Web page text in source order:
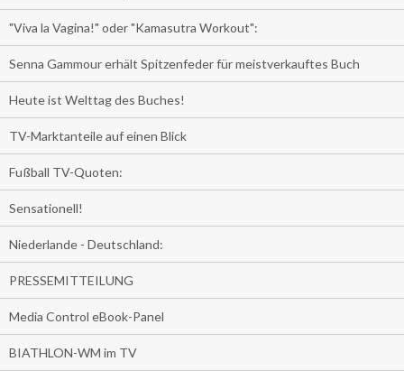
"Viva la Vagina!" oder "Kamasutra Workout":
Senna Gammour erhält Spitzenfeder für meistverkauftes Buch
Heute ist Welttag des Buches!
TV-Marktanteile auf einen Blick
Fußball TV-Quoten:
Sensationell!
Niederlande - Deutschland:
PRESSEMITTEILUNG
Media Control eBook-Panel
BIATHLON-WM im TV